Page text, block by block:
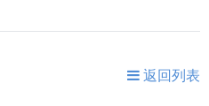
返回列表